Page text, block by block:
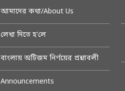
আমাদের কথা/About Us
লেখা দিতে হ’লে
বাংলায় অটিজম নির্ণয়ের প্রশ্নাবলী
Announcements